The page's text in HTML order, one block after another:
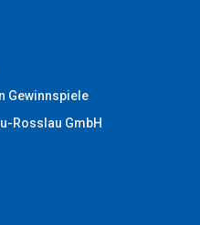
Gewinnspiele
Rosslau GmbH